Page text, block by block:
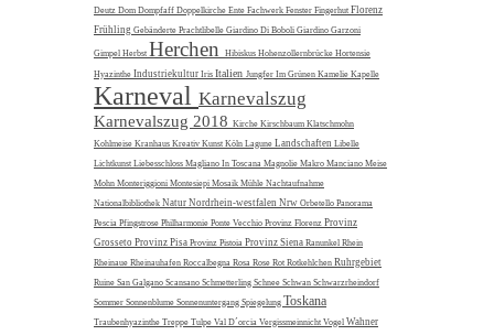
Deutz Dom Dompfaff Doppelkirche Ente Fachwerk Fenster Fingerhut Florenz
Frühling Gebänderte Prachtlibelle Giardino Di Boboli Giardino Garzoni
Gimpel Herbst Herchen Hibiskus Hohenzollernbrücke Hortensie
Hyazinthe Industriekultur Iris Italien Jungfer Im Grünen Kamelie Kapelle
Karneval Karnevalszug
Karnevalszug 2018 Kirche Kirschbaum Klatschmohn
Kohlmeise Kranhaus Kreativ Kunst Köln Lagune Landschaften Libelle
Lichtkunst Liebesschloss Magliano In Toscana Magnolie Makro Manciano Meise
Mohn Monteriggioni Montesiepi Mosaik Mühle Nachtaufnahme
Nationalbibliothek Natur Nordrhein-westfalen Nrw Orbetello Panorama
Pescia Pfingstrose Philharmonie Ponte Vecchio Provinz Florenz Provinz
Grosseto Provinz Pisa Provinz Pistoia Provinz Siena Ranunkel Rhein
Rheinaue Rheinauhafen Roccalbegna Rosa Rose Rot Rotkehlchen Ruhrgebiet
Ruine San Galgano Scansano Schmetterling Schnee Schwan Schwarzrheindorf
Sommer Sonnenblume Sonnenuntergang Spiegelung Toskana
Traubenhyazinthe Treppe Tulpe Val D´orcia Vergissmeinnicht Vogel Wahner